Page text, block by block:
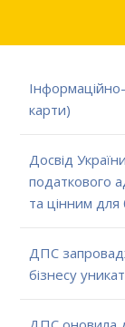
карти)
Досвід
податкового
та цінним для
ДПС
бізнесу